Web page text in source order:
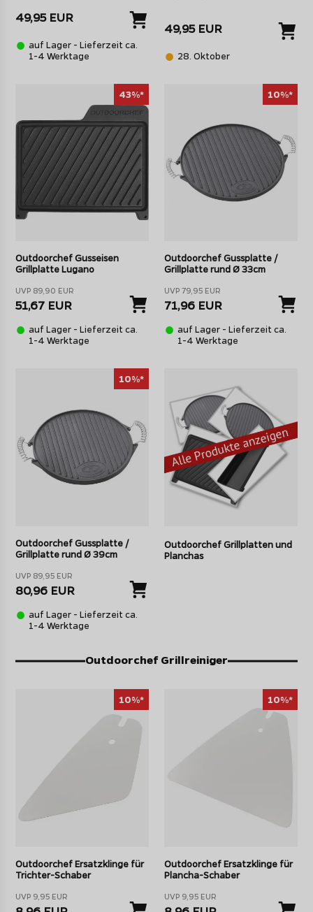
49,95 EUR
auf Lager - Lieferzeit ca.
1-4 Werktage
49,95 EUR
28. Oktober
43%*
Outdoorchef Gusseisen
Grillplatte Lugano
UVP 89,90 EUR
51,67 EUR
auf Lager - Lieferzeit ca.
1-4 Werktage
10%*
Outdoorchef Gussplatte /
Grillplatte rund Ø 33cm
UVP 79,95 EUR
71,96 EUR
auf Lager - Lieferzeit ca.
1-4 Werktage
10%*
Outdoorchef Gussplatte /
Grillplatte rund Ø 39cm
UVP 89,95 EUR
80,96 EUR
auf Lager - Lieferzeit ca.
1-4 Werktage
Outdoorchef Grillplatten und
Planchas
Outdoorchef Grillreiniger
10%*
Outdoorchef Ersatzklinge für
Trichter-Schaber
UVP 9,95 EUR
10%*
Outdoorchef Ersatzklinge für
Plancha-Schaber
UVP 9,95 EUR